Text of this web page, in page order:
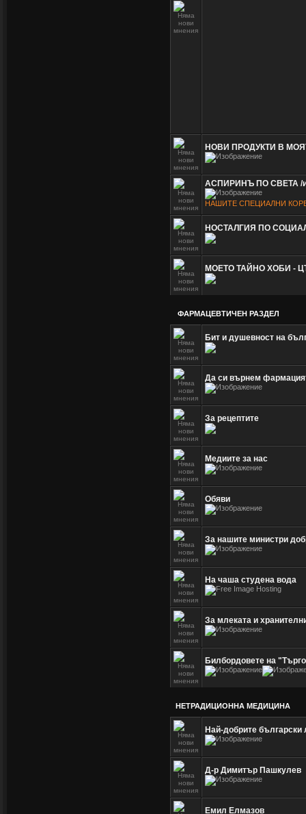
НОВИ ПРОДУКТИ В
АСПИРИНЪ ПО СВЕТА /и
НАШИТЕ СПЕЦИАЛНИ
НОСТАЛГИЯ ПО
МОЕТО ТАЙНО ХОБИ -
ФАРМАЦЕВТИЧЕН РАЗДЕЛ
Бит и душевност на
Да си върнем
За рецептите
Медиите за нас
Обяви
За нашите министри
На чаша студена вода
За млеката и
Билбордовете на
НЕТРАДИЦИОННА МЕДИЦИНА
Най-добрите български
Д-р Димитър Пашкулев
Емил Елмазов